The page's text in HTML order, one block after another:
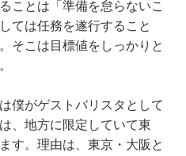
ことは「準備を怠らないこ
ては任務を遂行すること
そこは目標値をしっかりと
僕がゲストバリスタとして
、地方に限定していて東
す。理由は、東京・大阪と